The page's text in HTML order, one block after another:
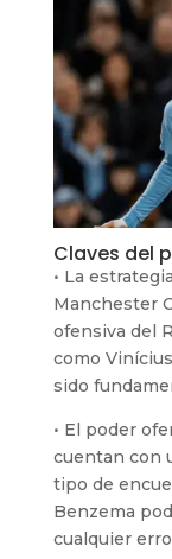
Claves del
• La
Manchester
ofensiva del
como
sido
• El poder
cuentan con
tipo de
Benzema
cualquier